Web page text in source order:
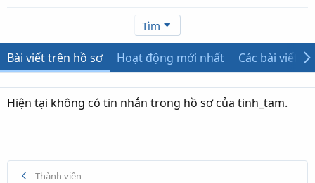
Tìm
Bài viết trên hồ sơ Hoạt động mới nhất Các bài viết
Hiện tại không có tin nhắn trong hồ sơ của tinh_tam.
Thành viên